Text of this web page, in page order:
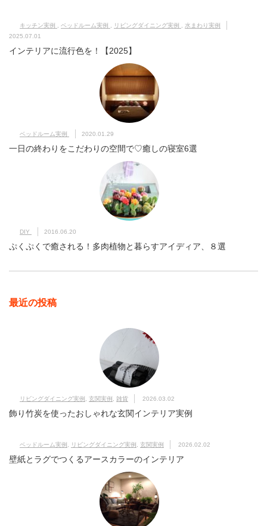
キッチン実例 ベッドルーム実例 リビングダイニング実例
水まわり実例
2025.07.01
インテリアに流行色を！【2025】
ベッドルーム実例 2020.01.29
一日の終わりをこだわりの空間で♡癒しの寝室6選
DIY 2016.06.20
ぷくぷくで癒される！多肉植物と暮らすアイディア、８選
最近の投稿
リビングダイニング実例 玄関実例 雑貨 2026.03.02
飾り竹炭を使ったおしゃれな玄関インテリア実例
ベッドルーム実例 リビングダイニング実例 玄関実例 2026.02.02
壁紙とラグでつくるアースカラーのインテリア